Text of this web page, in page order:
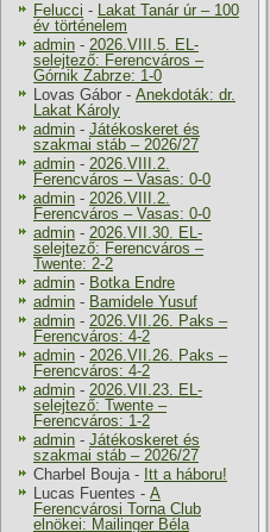
Felucci - Lakat Tanár úr – 100
év történelem
admin - 2026.VIII.5. EL-
selejtező: Ferencváros –
Górnik Zabrze: 1-0
Lovas Gábor - Anekdoták: dr.
Lakat Károly
admin - Játékoskeret és
szakmai stáb – 2026/27
admin - 2026.VIII.2.
Ferencváros – Vasas: 0-0
admin - 2026.VIII.2.
Ferencváros – Vasas: 0-0
admin - 2026.VII.30. EL-
selejtező: Ferencváros –
Twente: 2-2
admin - Botka Endre
admin - Bamidele Yusuf
admin - 2026.VII.26. Paks –
Ferencváros: 4-2
admin - 2026.VII.26. Paks –
Ferencváros: 4-2
admin - 2026.VII.23. EL-
selejtező: Twente –
Ferencváros: 1-2
admin - Játékoskeret és
szakmai stáb – 2026/27
Charbel Bouja- Itt a háboru!
Lucas Fuentes - A
Ferencvárosi Torna Club
elnökei: Mailinger Béla